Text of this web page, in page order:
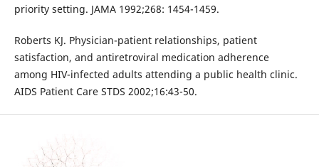
priority setting. JAMA 1992;268: 1454-1459.
Roberts KJ. Physician-patient relationships, patient
satisfaction, and antiretroviral medication adherence
among HIV-infected adults attending a public health clinic.
AIDS Patient Care STDS 2002;16:43-50.